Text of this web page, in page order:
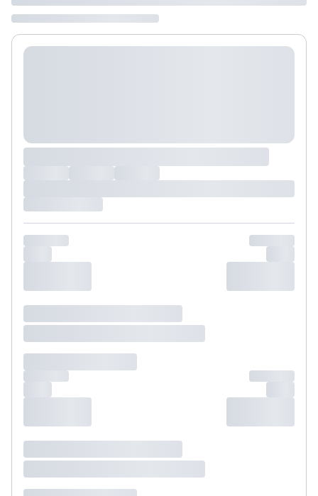
zamówienie u naszego doradcy.
Maksymalna liczba uczestników
maksymalny limit dla 1 pokoju.